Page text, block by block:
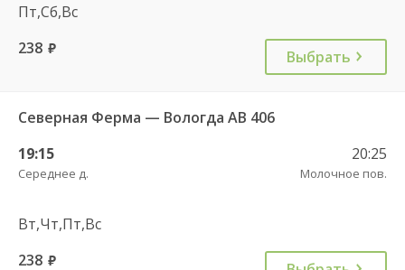
Пт,Сб,Вс
238 руб. Выбрать
Северная Ферма — Вологда АВ 406
19:15
Середнее д.
20:25
Молочное пов.
Вт,Чт,Пт,Вс
238 руб.